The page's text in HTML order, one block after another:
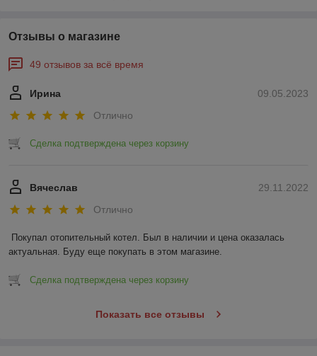
Отзывы о магазине
49 отзывов за всё время
09.05.2023
Ирина
Отлично
Сделка подтверждена через корзину
29.11.2022
Вячеслав
Отлично
Покупал отопительный котел. Был в наличии и цена оказалась
актуальная. Буду еще покупать в этом магазине.
Сделка подтверждена через корзину
Показать все отзывы